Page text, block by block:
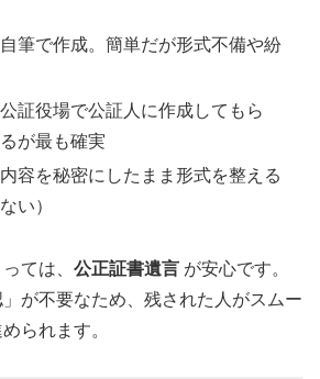
自筆で作成。簡単だが形式不備や紛
公証役場で公証人に作成してもら
が最も確実
内容を秘密にしたまま形式を整える
い）
ては、 公正証書遺言 が安心です。
が不要なため、残された人がスムー
られます。